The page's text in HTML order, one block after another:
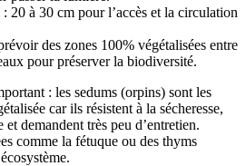
: 20 à 30 cm pour l’accès et la circulation
des zones 100% végétalisées entre
pour préserver la biodiversité.
: les sedums (orpins) sont les
car ils résistent à la sécheresse,
demandent très peu d’entretien.
comme la fétuque ou des thyms